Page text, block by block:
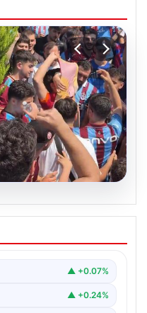
gelen
ettiler!
▲ +0.07%
▲ +0.24%